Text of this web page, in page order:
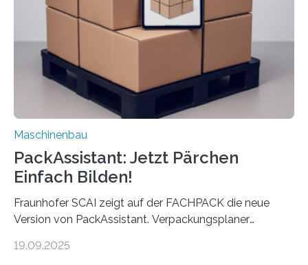
Landkarten und vieles mehr – mehrere Zehntausend
Exemplare pro Stunde. Je nach Maschinentyp und
Auftrag kann das Umrüsten…
Maschinenbau
PackAssistant: Jetzt Pärchen
Einfach Bilden!
Fraunhofer SCAI zeigt auf der FACHPACK die neue
Version von PackAssistant. Verpackungsplaner
Automobil, Maschinenbau und in der Zulieferindustrie.
19.09.2025